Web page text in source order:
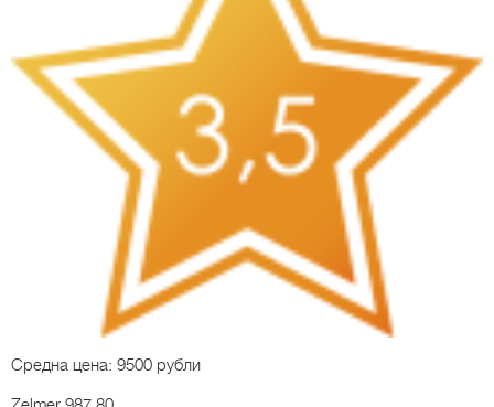
Средна цена: 9500 рубли